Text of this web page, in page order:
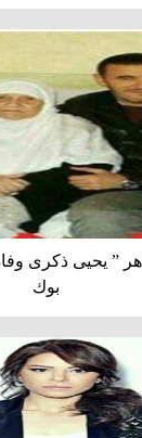
” يحيى ذكرى
بوك